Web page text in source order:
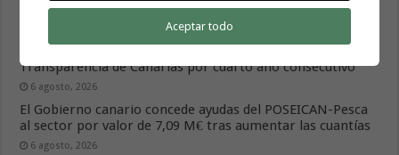
Transparencia de Canarias por cuarto año consecutivo
6 agosto, 2026
El Gobierno canario concede ayudas del POSEICAN-Pesca
al sector por valor de 7,09 M€ tras aumentar las cuantías
6 agosto, 2026
Aceptar todo